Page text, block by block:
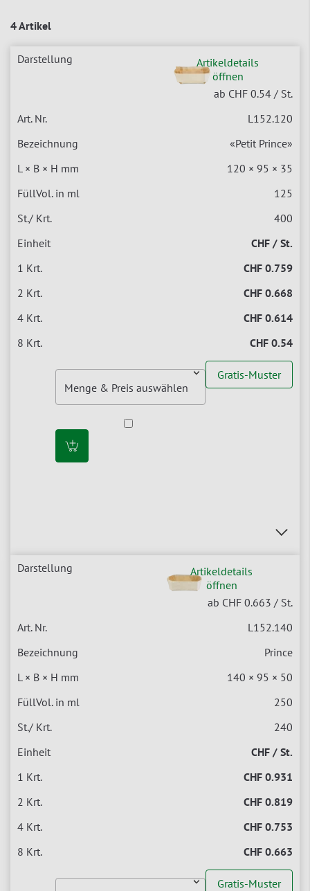
4 Artikel
Artikeldetails
öffnen
ab CHF 0.54 / St.
L152.120
«Petit Prince»
120 × 95 × 35
125
400
CHF / St.
CHF 0.759
CHF 0.668
CHF 0.614
CHF 0.54
Gratis-Muster
Artikeldetails
öffnen
ab CHF 0.663 / St.
L152.140
Prince
140 × 95 × 50
250
240
CHF / St.
CHF 0.931
CHF 0.819
CHF 0.753
CHF 0.663
Gratis-Muster